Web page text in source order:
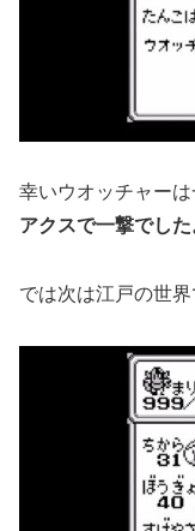
幸いウオッチャー
アクスで一撃でした
では次は江戸の世界